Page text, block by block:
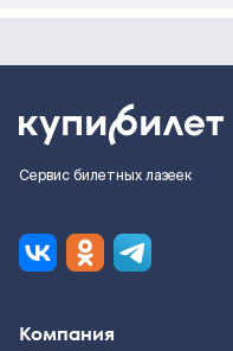
Сервис билетных лазеек
Компания